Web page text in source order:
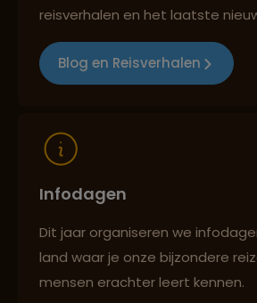
Reizen met oog voor mens,
reisverhalen en het laatste
Blog en Reisverhalen
Infodagen
Dit jaar organiseren we
land waar je onze bijzondere
mensen erachter leert kennen.